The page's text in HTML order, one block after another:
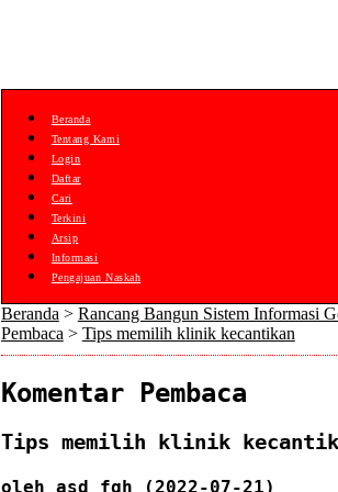
Beranda
Tentang Kami
Login
Daftar
Cari
Terkini
Arsip
Informasi
Pengajuan Naskah
Beranda > Rancang Bangun Sistem Informasi
Pembaca > Tips memilih klinik kecantikan
Komentar Pembaca
Tips memilih klinik
oleh asd fgh (2022-07-21)